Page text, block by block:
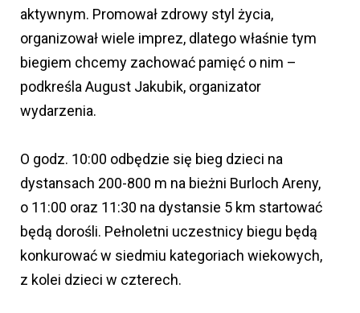
aktywnym. Promował zdrowy styl życia,
organizował wiele imprez, dlatego właśnie tym
biegiem chcemy zachować pamięć o nim –
podkreśla August Jakubik, organizator
wydarzenia.
O godz. 10:00 odbędzie się bieg dzieci na
dystansach 200-800 m na bieżni Burloch Areny,
o 11:00 oraz 11:30 na dystansie 5 km startować
będą dorośli. Pełnoletni uczestnicy biegu będą
konkurować w siedmiu kategoriach wiekowych,
z kolei dzieci w czterech.